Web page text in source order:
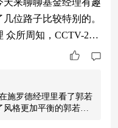
来聊聊基金经理有趣
位路子比较特别的。
众所周知，CCTV-2是
的财经电视媒体，应
视财经频道的财经记
究员做起，2015年加
施罗德经理里看了郭若
格更加平衡的郭若，